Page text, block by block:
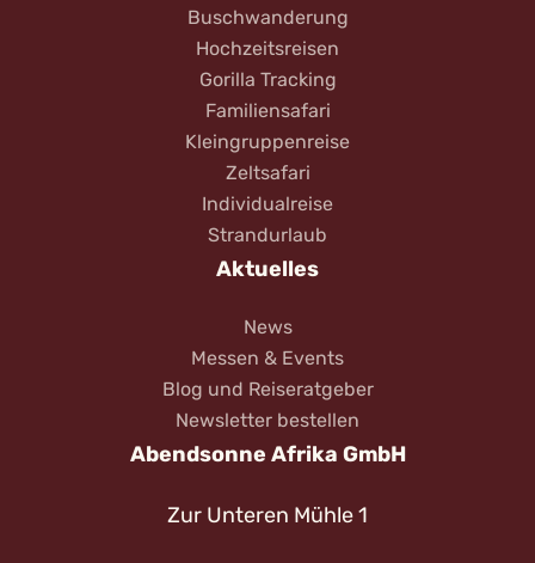
Buschwanderung
Hochzeitsreisen
Gorilla Tracking
Familiensafari
Kleingruppenreise
Zeltsafari
Individualreise
Strandurlaub
Aktuelles
News
Messen & Events
Blog und Reiseratgeber
Newsletter bestellen
Abendsonne Afrika GmbH
Zur Unteren Mühle 1